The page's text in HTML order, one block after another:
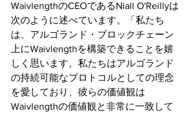
WaivlengthのCEOであるNiall O'Reillyは
次のように述べています。「私たち
は、アルゴランド・ブロックチェーン
上にWaivlengthを構築できることを嬉
しく思います。私たちはアルゴランド
の持続可能なプロトコルとしての理念
を愛しており、彼らの価値観は
Waivlengthの価値観と非常に一致して